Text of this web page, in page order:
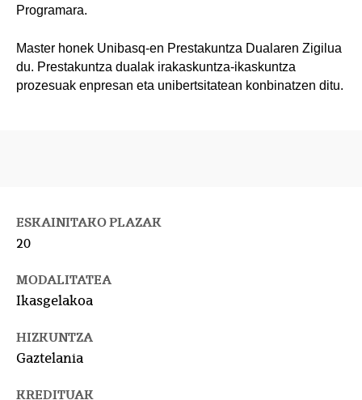
Programara.
Master honek Unibasq-en Prestakuntza Dualaren Zigilua
du. Prestakuntza dualak irakaskuntza-ikaskuntza
prozesuak enpresan eta unibertsitatean konbinatzen ditu.
ESKAINITAKO PLAZAK
20
MODALITATEA
Ikasgelakoa
HIZKUNTZA
Gaztelania
KREDITUAK